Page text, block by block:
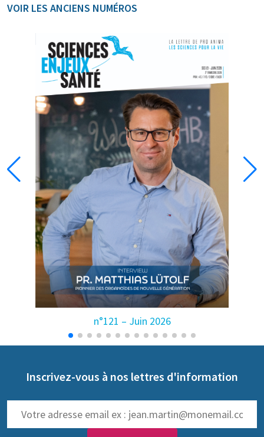
VOIR LES ANCIENS NUMÉROS
n°121 – Juin 2026
Inscrivez-vous à nos lettres d'information